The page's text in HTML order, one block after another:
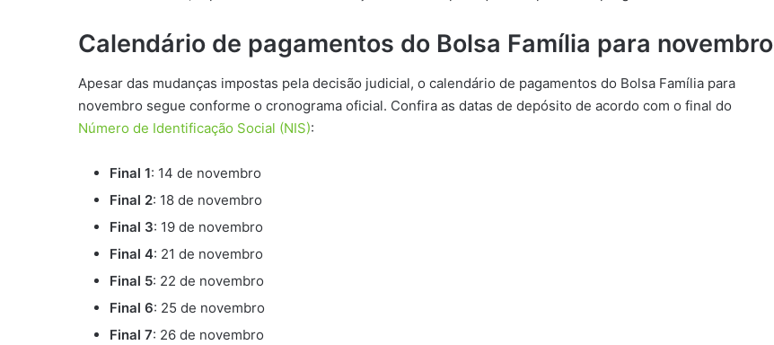
Calendário de pagamentos do Bolsa Família para novembro
Apesar das mudanças impostas pela decisão judicial, o calendário de pagamentos do Bolsa Família para
novembro segue conforme o cronograma oficial. Confira as datas de depósito de acordo com o final do
Número de Identificação Social (NIS):
Final 1: 14 de novembro
Final 2: 18 de novembro
Final 3: 19 de novembro
Final 4: 21 de novembro
Final 5: 22 de novembro
Final 6: 25 de novembro
Final 7: 26 de novembro